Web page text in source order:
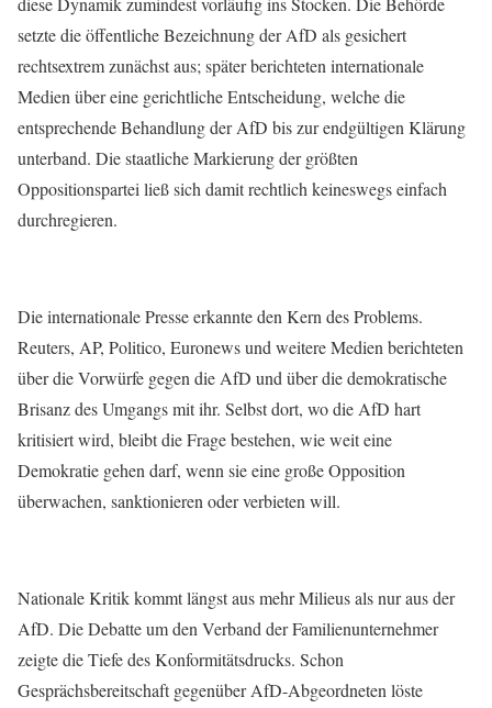
setzte die öffentliche Bezeichnung der AfD als gesichert
rechtsextrem zunächst aus; später berichteten internationale
Medien über eine gerichtliche Entscheidung, welche die
entsprechende Behandlung der AfD bis zur endgültigen Klärung
unterband. Die staatliche Markierung der größten
Oppositionspartei ließ sich damit rechtlich keineswegs einfach
durchregieren.
Die internationale Presse erkannte den Kern des Problems.
Reuters, AP, Politico, Euronews und weitere Medien berichteten
über die Vorwürfe gegen die AfD und über die demokratische
Brisanz des Umgangs mit ihr. Selbst dort, wo die AfD hart
kritisiert wird, bleibt die Frage bestehen, wie weit eine
Demokratie gehen darf, wenn sie eine große Opposition
überwachen, sanktionieren oder verbieten will.
Nationale Kritik kommt längst aus mehr Milieus als nur aus der
AfD. Die Debatte um den Verband der Familienunternehmer
zeigte die Tiefe des Konformitätsdrucks. Schon
Gesprächsbereitschaft gegenüber AfD-Abgeordneten löste